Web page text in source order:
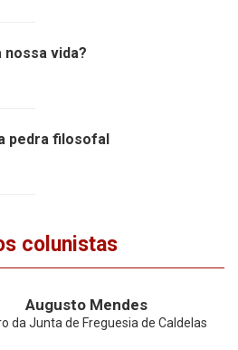
nossa vida?
pedra filosofal
colunistas
Augusto Mendes
da Junta de Freguesia de Caldelas